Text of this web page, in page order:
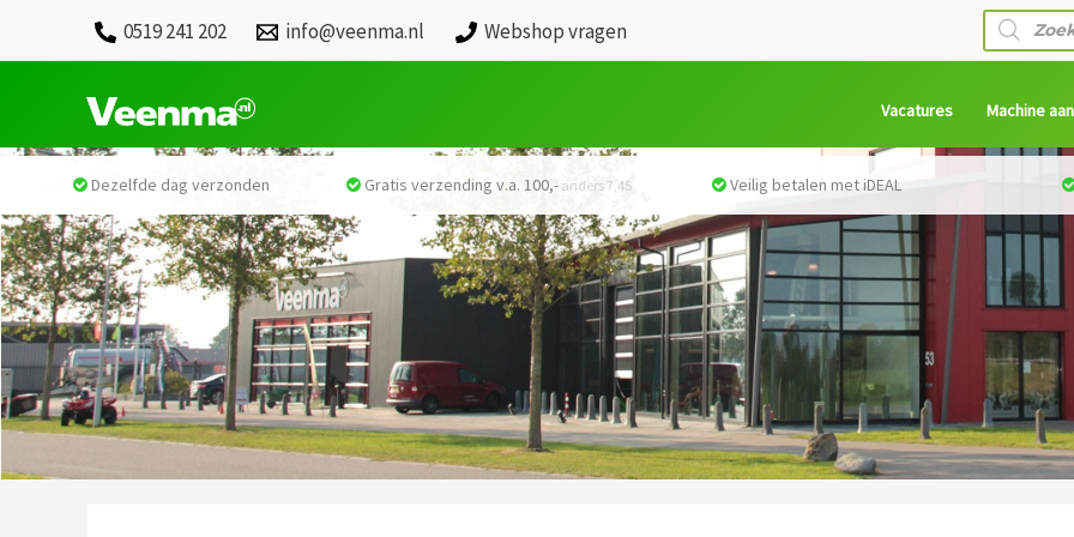
0519 241 202 info@veenma.nl Webshop vragen zoeken
Vacatures Machine
Dezelfde dag verzonden Gratis verzending v.a. 100,-anders 7,45 Veilig betalen met iDEAL